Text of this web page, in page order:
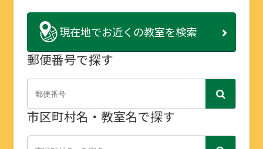
現在地でお近くの教室を検索
郵便番号で探す
市区町村名・教室名で探す